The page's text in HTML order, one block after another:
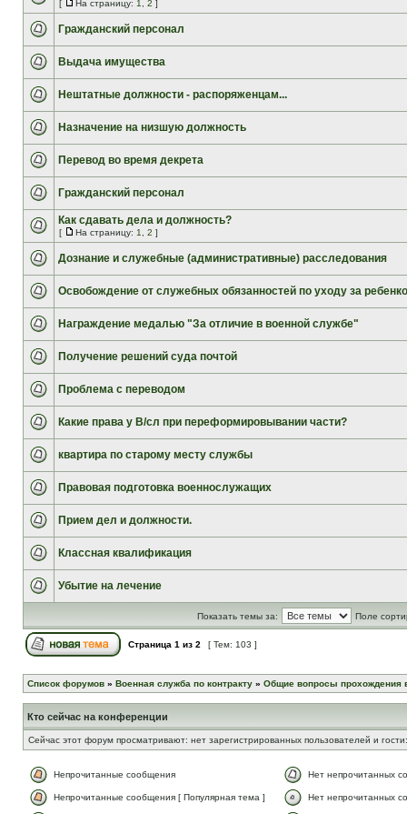
[ На страницу: 1 2 ]
Гражданский персонал
Выдача имущества
Нештатные должности - распоряженцам...
Назначение на низшую должность
Перевод во время декрета
Гражданский персонал
Как сдавать дела и должность?
[ На страницу: 1 2 ]
Дознание и служебные (административные) расследования
Освобождение от служебных обязанностей по уходу за
Награждение медалью "За отличие в военной службе"
Получение решений суда почтой
Проблема с переводом
Какие права у В/сл при переформировывании части?
квартира по старому месту службы
Правовая подготовка военнослужащих
Прием дел и должности.
Классная квалификация
Убытие на лечение
Показать темы за: Поле
Страница 1 из 2 [ Тем: 103 ]
Список форумов » Военная служба по контракту » Общие вопросы прохождения
Кто сейчас на конференции
Сейчас этот форум просматривают: нет зарегистрированных пользователей и
Непрочитанные сообщения Нет непрочитанных
Непрочитанные сообщения [ Популярная тема ] Нет непрочитанных